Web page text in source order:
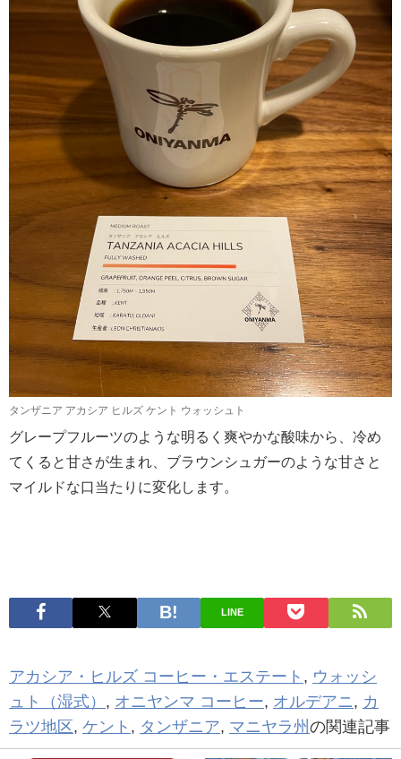
タンザニア アカシア ヒルズ ケント ウォッシュト
グレープフルーツのような明るく爽やかな酸味から、冷め
てくると甘さが生まれ、ブラウンシュガーのような甘さと
マイルドな口当たりに変化します。
LINE
アカシア・ヒルズ コーヒー・エステート , ウォッシ
ュト（湿式） , オニヤンマ コーヒー, オルデアニ, カ
ラツ地区 , ケント , タンザニア, マニヤラ州 の関連記事